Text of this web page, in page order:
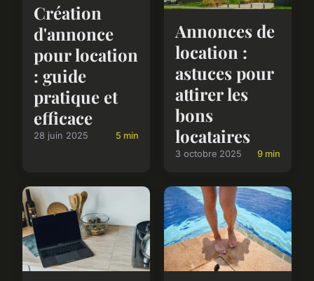
Création
d'annonce
pour location
: guide
pratique et
efficace
28 juin 2025 5 min
Annonces de
location :
astuces pour
attirer les
bons
locataires
3 octobre 2025 9 min